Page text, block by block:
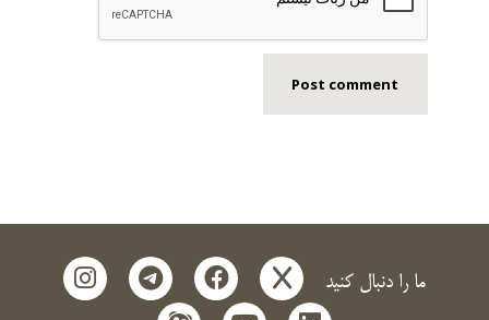
ما را دنبال کنید x
facebook
telegram
instagram